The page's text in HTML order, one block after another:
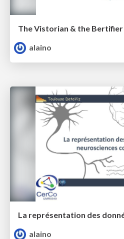
The Vistorian & the Bertifier
alaino
alaino